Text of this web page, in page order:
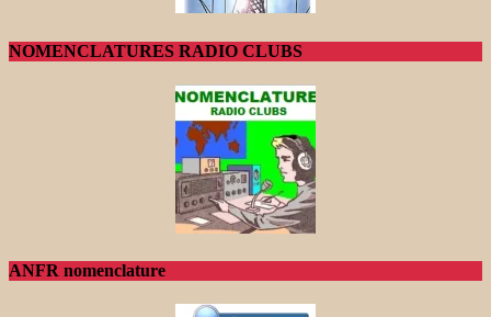
NOMENCLATURES RADIO CLUBS
ANFR nomenclature